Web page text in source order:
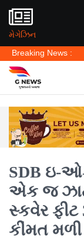
મેગેઝિન
Breaking News :
ડિજિટલ વસ્તી
SDB ઇ-
એક જ
સ્કવેર ફીટ
કીંમત